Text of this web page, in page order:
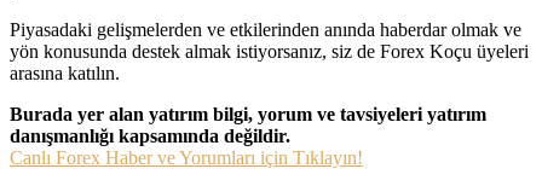
Piyasadaki gelişmelerden ve etkilerinden anında haberdar olmak ve
yön konusunda destek almak istiyorsanız, siz de Forex Koçu üyeleri
arasına katılın.
Burada yer alan yatırım bilgi, yorum ve tavsiyeleri yatırım
danışmanlığı kapsamında değildir.
Canlı Forex Haber ve Yorumları için Tıklayın!